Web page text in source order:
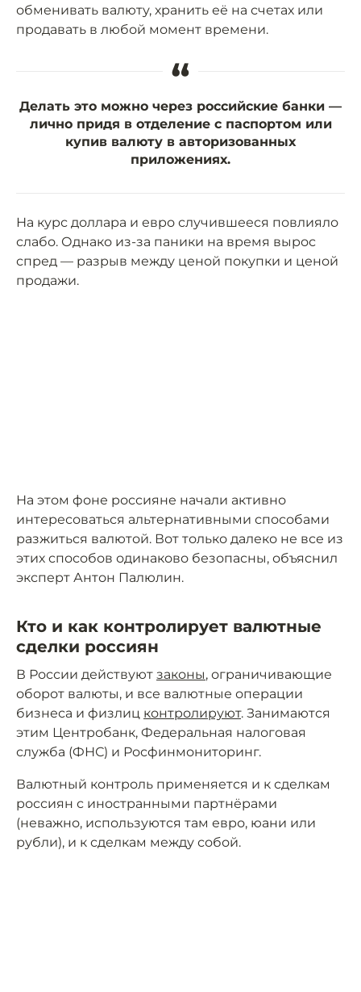
обменивать валюту, хранить её на счетах или
продавать в любой момент времени.
“
Делать это можно через российские банки —
лично придя в отделение с паспортом или
купив валюту в авторизованных
приложениях.
На курс доллара и евро случившееся повлияло
слабо. Однако из-за паники на время вырос
спред — разрыв между ценой покупки и ценой
продажи.
На этом фоне россияне начали активно
интересоваться альтернативными способами
разжиться валютой. Вот только далеко не все из
этих способов одинаково безопасны, объяснил
эксперт Антон Палюлин.
Кто и как контролирует валютные
сделки россиян
В России действуют законы, ограничивающие
оборот валюты, и все валютные операции
бизнеса и физлиц контролируют. Занимаются
этим Центробанк, Федеральная налоговая
служба (ФНС) и Росфинмониторинг.
Валютный контроль применяется и к сделкам
россиян с иностранными партнёрами
(неважно, используются там евро, юани или
рубли), и к сделкам между собой.